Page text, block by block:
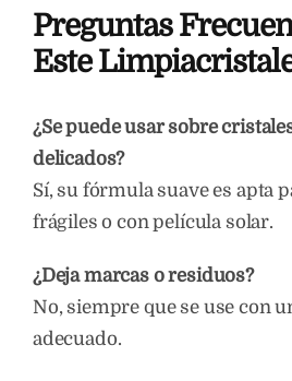
Preguntas
Este
¿Se puede usar sobre
delicados?
Sí, su fórmula suave es apta
frágiles o con película solar.
¿Deja marcas o residuos?
No, siempre que se use con
adecuado.